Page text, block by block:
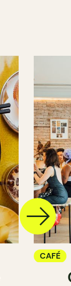
CAFÉ